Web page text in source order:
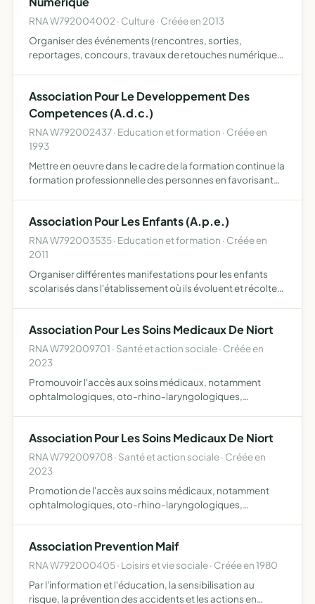
RNA W792004002 · Culture · Créée en 2013
Organiser des événements (rencontres, sorties,
reportages, concours, travaux de retouches numériques)
populaires,…
Association Pour Le Developpement Des
Competences (A.d.c.)
RNA W792002437 · Education et formation · Créée en
1993
Mettre en oeuvre dans le cadre de la formation continue la
formation professionnelle des personnes en favorisant
au…
Association Pour Les Enfants (A.p.e.)
RNA W792003535 · Education et formation · Créée en
2011
Organiser différentes manifestations pour les enfants
scolarisés dans l'établissement où ils évoluent et récolter
sc…
Association Pour Les Soins Medicaux De Niort
RNA W792009701 · Santé et action sociale · Créée en
2023
Promouvoir l'accès aux soins médicaux, notamment
ophtalmologiques, oto-rhino-laryngologiques,
largement des pe…
Association Pour Les Soins Medicaux De Niort
RNA W792009708 · Santé et action sociale · Créée en
2023
Promotion de l'accès aux soins médicaux, notamment
ophtalmologiques, oto-rhino-laryngologiques,
Association Prevention Maif
RNA W792000405 · Loisirs et vie sociale · Créée en 1980
Par l'information et l'éducation, la sensibilisation au
risque, la prévention des accidents et les actions en